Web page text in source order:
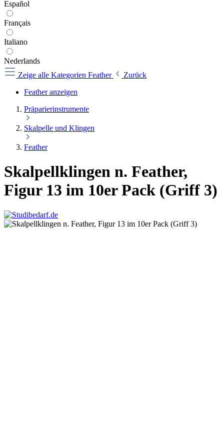
Español
Français
Italiano
Nederlands
Zeige alle Kategorien Feather
Zurück
Feather anzeigen
Präparierinstrumente
Skalpelle und Klingen
Feather
Skalpellklingen n. Feather,
Figur 13 im 10er Pack (Griff 3)